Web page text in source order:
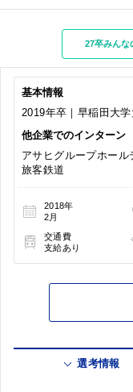
27卒みんな
基本情報
2019年卒｜早稲田大
他企業でのインターン
アサヒグループホー
旅客鉄道
2018年
2月
交通費
支給あり
選考情報